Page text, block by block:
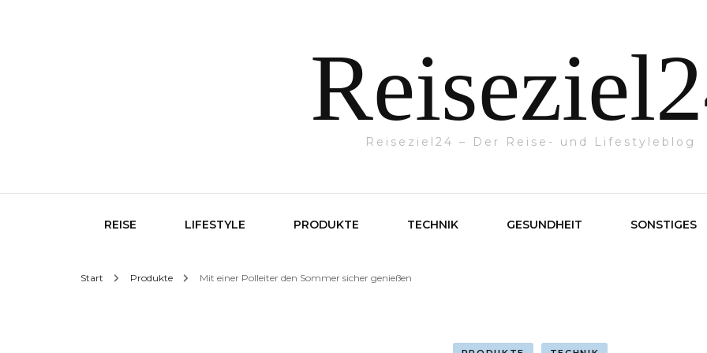
Reiseziel24 – Der Reise- und Lifestyleblog
REISE LIFESTYLE PRODUKTE TECHNIK GESUNDHEIT SONSTIGES
Start Produkte Mit einer Polleiter den Sommer sicher genießen